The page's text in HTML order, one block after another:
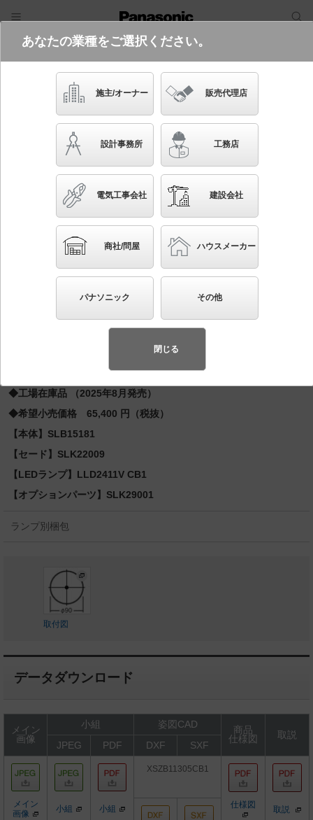
電気・建築設備（ビジネス）
フリーワード
品番・キーワード
かんたん照度計算
XSZB11305 CB1
天井半埋込吊下型 LED（温白色） ペンダント ビー
ム角48度・集光タイプ LEDコンパクトランプ交換型・
調光タイプ（ライコン別売） 110Vダイクール電球60形
1灯器具相当
（先端技術や優れたデザイン性を持ち合わせ、快
◆工場在庫品 （2025年8月発売）
◆希望小売価格 65,400 円（税抜）
【本体】SLB15181
【セード】SLK22009
【LEDランプ】LLD2411V CB1
【オプションパーツ】SLK29001
ランプ別梱包
取付図
データダウンロード
メイン
画像
小組 姿図CAD
商品
仕様図
取説
JPEG
PDF DXF SXF
メイン
画像
小組 小組
XSZB11305CB1
仕様図 取説
あなたの業種をご選択ください。
施主/オーナー 販売代理店
設計事務所 工務店
電気工事会社 建設会社
商社/問屋 ハウスメーカー
パナソニック その他
閉じる